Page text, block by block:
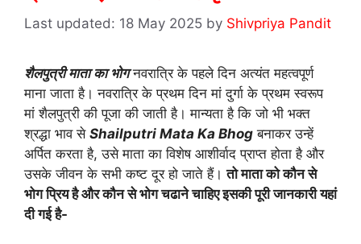
18 May 2025 by Shivpriya Pandit
शैलपुत्री माता का भोगनवरात्रि के पहले दिन अत्यंत महत्वपूर्ण
माना जाता है। नवरात्रि के प्रथम दिन मां दुर्गा के प्रथम स्वरूप
मां शैलपुत्री की पूजा की जाती है। मान्यता है कि जो भी भक्त
श्रद्धा भाव से Shailputri Mata Ka Bhog बनाकर उन्हें
अर्पित करता है, उसे माता का विशेष आशीर्वाद प्राप्त होता है और
उसके जीवन के सभी कष्ट दूर हो जाते हैं।तो माता को कौन से
भोग प्रिय है और कौन से भोग चढाने चाहिए इसकी पूरी जानकारी यहां
दी गई है-